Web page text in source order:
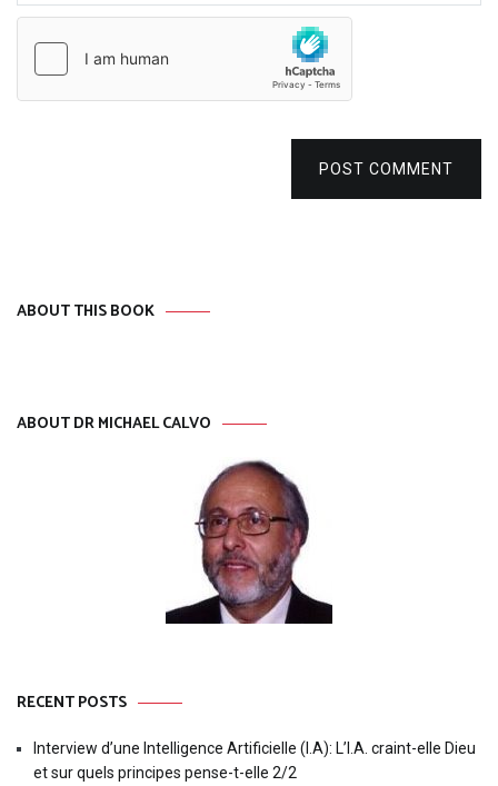
POST COMMENT
ABOUT THIS BOOK
ABOUT DR MICHAEL CALVO
RECENT POSTS
Interview d’une Intelligence Artificielle (I.A): L’I.A. craint-elle Dieu
et sur quels principes pense-t-elle 2/2